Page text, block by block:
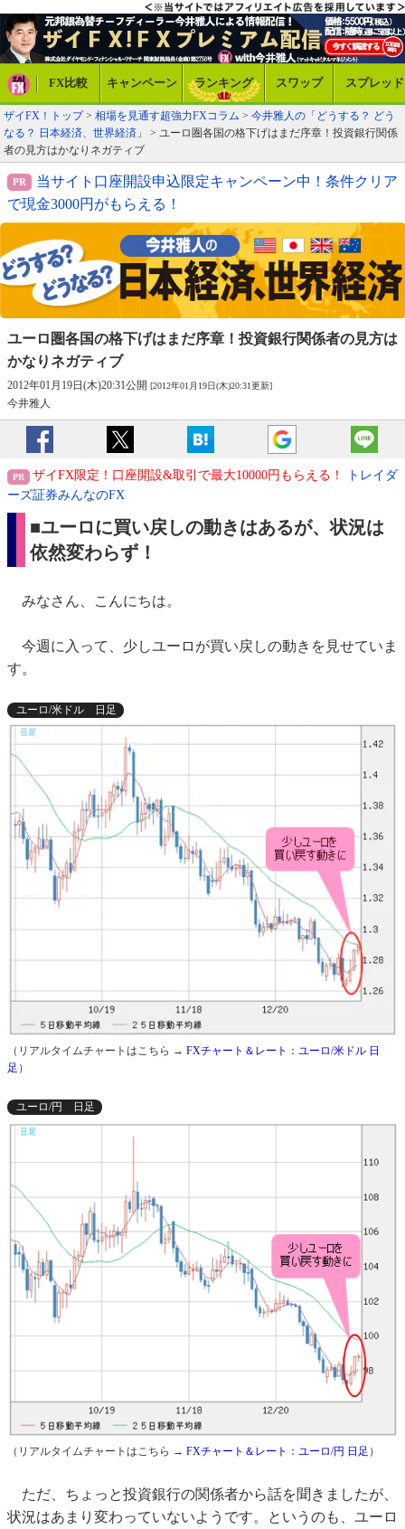
FX比較 キャンペーン ランキング スワップ スプレッド
ザイFX！トップ> 相場を見通す超強力FXコラム > 今井雅人の「どうする？ どう
なる？ 日本経済、世界経済」
> ユーロ圏各国の格下げはまだ序章！投資銀行関係
者の見方はかなりネガティブ
当サイト口座開設申込限定キャンペーン中！条件クリア
で現金3000円がもらえる！
ユーロ圏各国の格下げはまだ序章！ 投資銀行関係者の見方は
かなりネガティブ
2012年01月19日(木)20:31公開 [2012年01月19日(木)20:31更新]
今井雅人
ザイFX限定！口座開設&取引で最大10000円もらえる！
トレイダ
ーズ証券みんなのFX
■ユーロに買い戻しの動きはあるが、状況は
依然変わらず！
みなさん、こんにちは。
今週に入って、少しユーロが買い戻しの動きを見せていま
す。
ユーロ/米ドル 日足
（リアルタイムチャートはこちら → FXチャート＆レート：ユーロ/米ドル 日
足 ）
ユーロ/円 日足
（リアルタイムチャートはこちら → FXチャート＆レート：ユーロ/円 日足 ）
ただ、ちょっと投資銀行の関係者から話を聞きましたが、
状況はあまり変わっていないようです。というのも、ユーロ